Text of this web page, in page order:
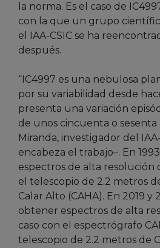
la norma. Es el caso de
con la que un grupo
el IAA-CSIC se ha
después.
“IC4997 es una nebulosa
por su variabilidad desde
presenta una variación
de unos cincuenta o sesenta
Miranda, investigador del
encabeza el trabajo–. En
espectros de alta resolución
el telescopio de 2.2 metros
Calar Alto (CAHA). En 2019 y
obtener espectros de alta
caso con el espectrógrafo
telescopio de 2.2 metros de